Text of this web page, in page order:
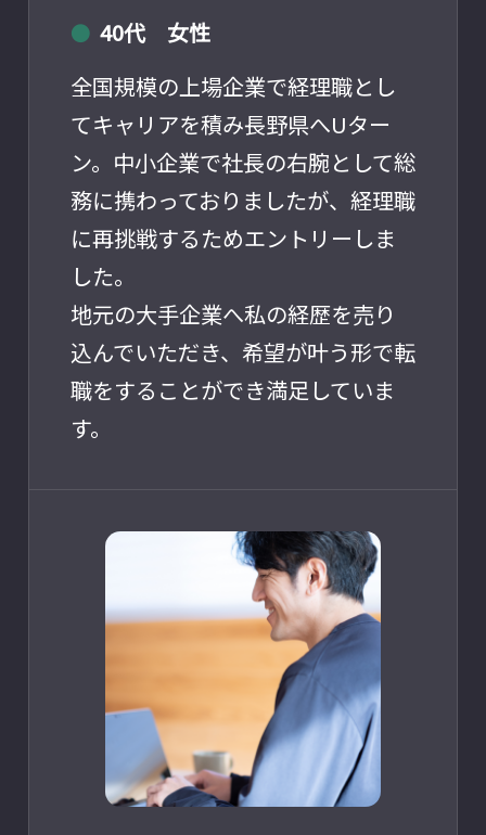
● 40代 女性
全国規模の上場企業で経理職とし
てキャリアを積み長野県へUター
ン。中小企業で社長の右腕として総
務に携わっておりましたが、経理職
に再挑戦するためエントリーしま
した。
地元の大手企業へ私の経歴を売り
込んでいただき、希望が叶う形で転
職をすることができ満足していま
す。